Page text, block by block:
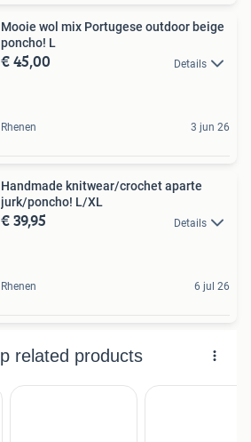
Mooie wol mix Portugese outdoor beige
poncho! L
€ 45,00 Details
Rhenen 3 jun 26
Handmade knitwear/crochet aparte
jurk/poncho! L/XL
€ 39,95 Details
Rhenen 6 jul 26